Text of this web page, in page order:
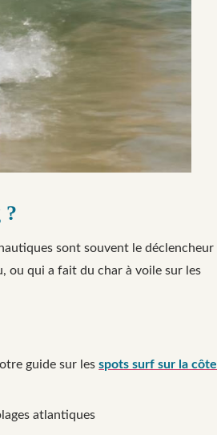
?
sont souvent le déclencheur
ou qui a fait du char à voile sur les
guide sur lesspots surf sur la côte
atlantiques